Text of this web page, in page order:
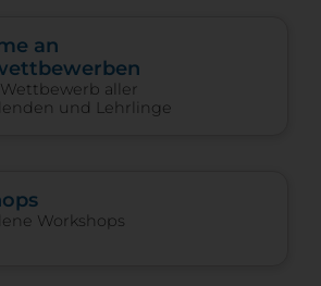
an
aller
und Lehrlinge
Workshops